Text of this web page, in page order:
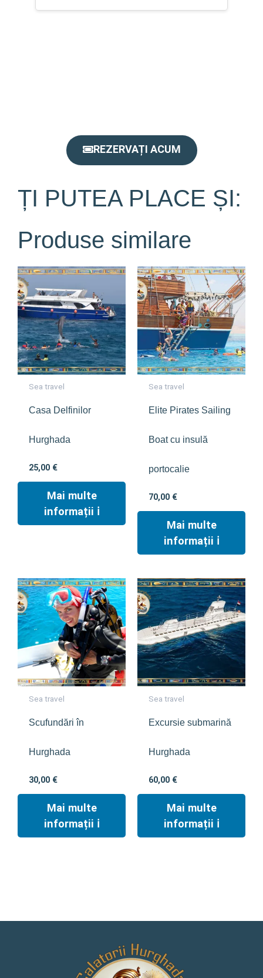
REZERVAȚI ACUM
ȚI PUTEA PLACE ȘI:
Produse similare
Sea travel
Casa Delfinilor
Hurghada
25,00 €
Mai multe
informații ℹ︎
Sea travel
Elite Pirates Sailing
Boat cu insulă
portocalie
70,00 €
Mai multe
informații ℹ︎
Sea travel
Scufundări în
Hurghada
30,00 €
Mai multe
informații ℹ︎
Sea travel
Excursie submarină
Hurghada
60,00 €
Mai multe
informații ℹ︎